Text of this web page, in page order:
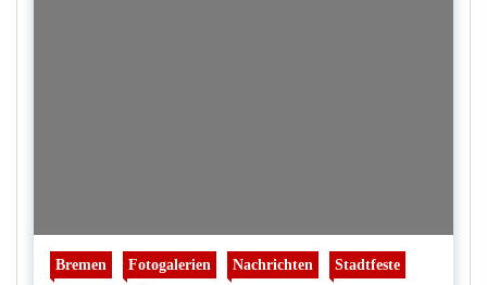
Bremen Fotogalerien Nachrichten Stadtfeste